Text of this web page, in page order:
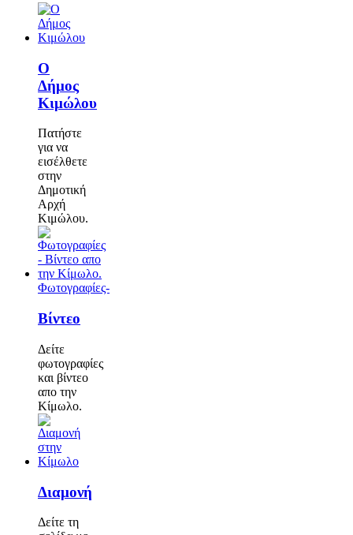
Ο
Δήμος
Κιμώλου
Πατήστε
για να
εισέλθετε
στην
Δημοτική
Αρχή
Κιμώλου.
Φωτογραφίες-
Βίντεο
Δείτε
φωτογραφίες
και βίντεο
απο την
Κίμωλο.
Διαμονή
Δείτε τη